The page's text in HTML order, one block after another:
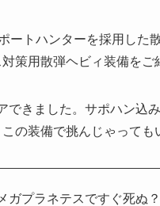
ートハンターを採用した
策用散弾ヘビィ装備をご
きました。サポハン込
の装備で挑んじゃっても
ガプラネテスですぐ死ぬ